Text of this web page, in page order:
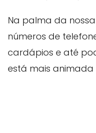
Na palma da
números de
cardápios e até
está mais